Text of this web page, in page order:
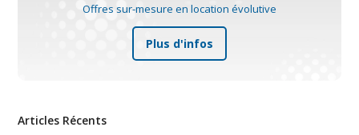
Offres sur-mesure en location évolutive
Plus d'infos
Articles Récents